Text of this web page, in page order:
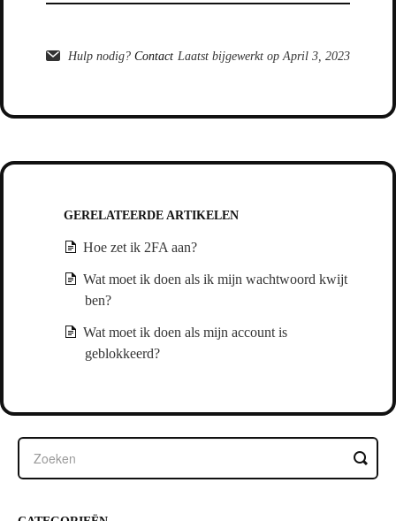
Hulp nodig? Contact Laatst bijgewerkt op April 3, 2023
GERELATEERDE ARTIKELEN
Hoe zet ik 2FA aan?
Wat moet ik doen als ik mijn wachtwoord kwijt
ben?
Wat moet ik doen als mijn account is
geblokkeerd?